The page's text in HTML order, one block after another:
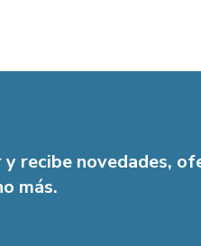
recibe novedades,
más.